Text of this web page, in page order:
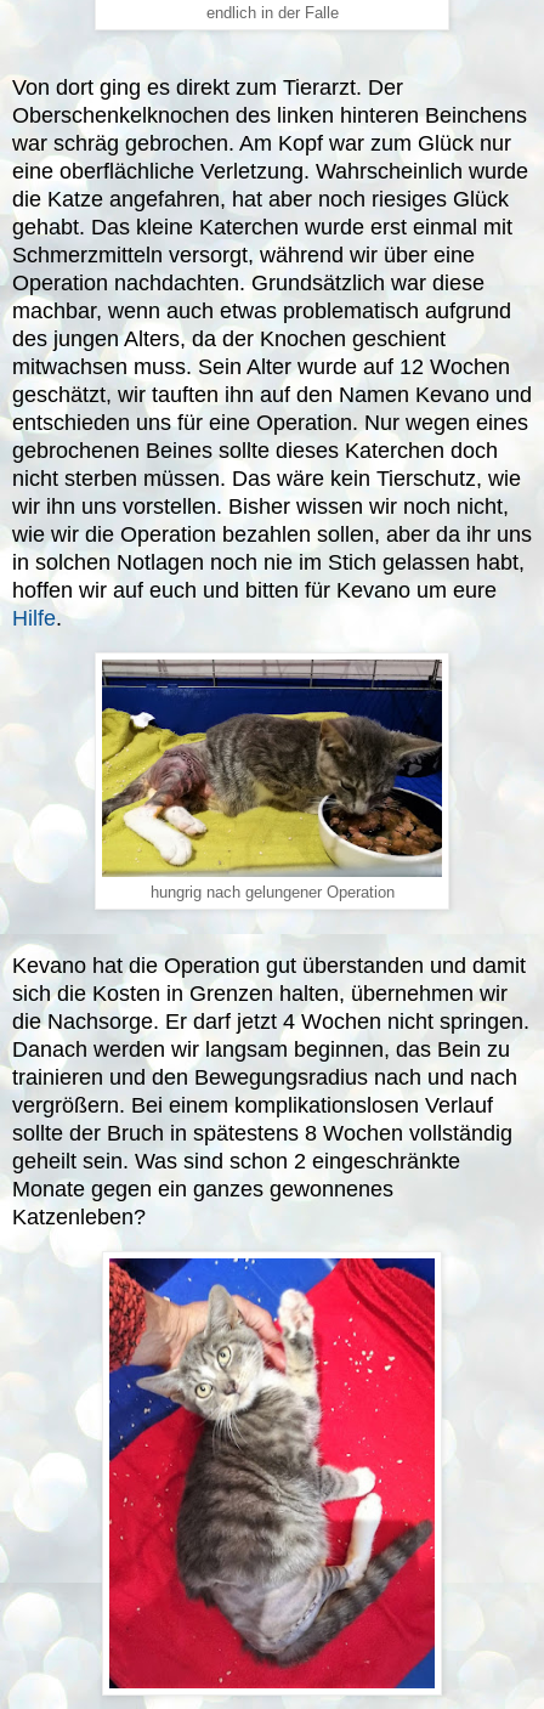
endlich in der Falle
Von dort ging es direkt zum Tierarzt. Der
Oberschenkelknochen des linken hinteren Beinchens
war schräg gebrochen. Am Kopf war zum Glück nur
eine oberflächliche Verletzung. Wahrscheinlich wurde
die Katze angefahren, hat aber noch riesiges Glück
gehabt. Das kleine Katerchen wurde erst einmal mit
Schmerzmitteln versorgt, während wir über eine
Operation nachdachten. Grundsätzlich war diese
machbar, wenn auch etwas problematisch aufgrund
des jungen Alters, da der Knochen geschient
mitwachsen muss. Sein Alter wurde auf 12 Wochen
geschätzt, wir tauften ihn auf den Namen Kevano und
entschieden uns für eine Operation. Nur wegen eines
gebrochenen Beines sollte dieses Katerchen doch
nicht sterben müssen. Das wäre kein Tierschutz, wie
wir ihn uns vorstellen. Bisher wissen wir noch nicht,
wie wir die Operation bezahlen sollen, aber da ihr uns
in solchen Notlagen noch nie im Stich gelassen habt,
hoffen wir auf euch und bitten für Kevano um eure
Hilfe.
hungrig nach gelungener Operation
Kevano hat die Operation gut überstanden und damit
sich die Kosten in Grenzen halten, übernehmen wir
die Nachsorge. Er darf jetzt 4 Wochen nicht springen.
Danach werden wir langsam beginnen, das Bein zu
trainieren und den Bewegungsradius nach und nach
vergrößern. Bei einem komplikationslosen Verlauf
sollte der Bruch in spätestens 8 Wochen vollständig
geheilt sein. Was sind schon 2 eingeschränkte
Monate gegen ein ganzes gewonnenes
Katzenleben?